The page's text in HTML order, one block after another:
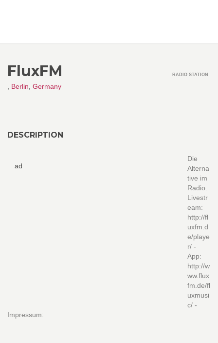
FluxFM
Berlin Germany
RADIO STATION
DESCRIPTION
ad
Die
Alterna
tive im
Radio.
Livestr
eam:
http://fl
uxfm.d
e/playe
r/ -
App:
http://w
ww.flux
fm.de/fl
uxmusi
c/ -
Impressum: